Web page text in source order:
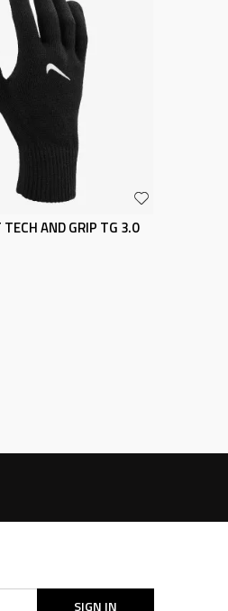
AND GRIP TG 3.0
SIGN IN